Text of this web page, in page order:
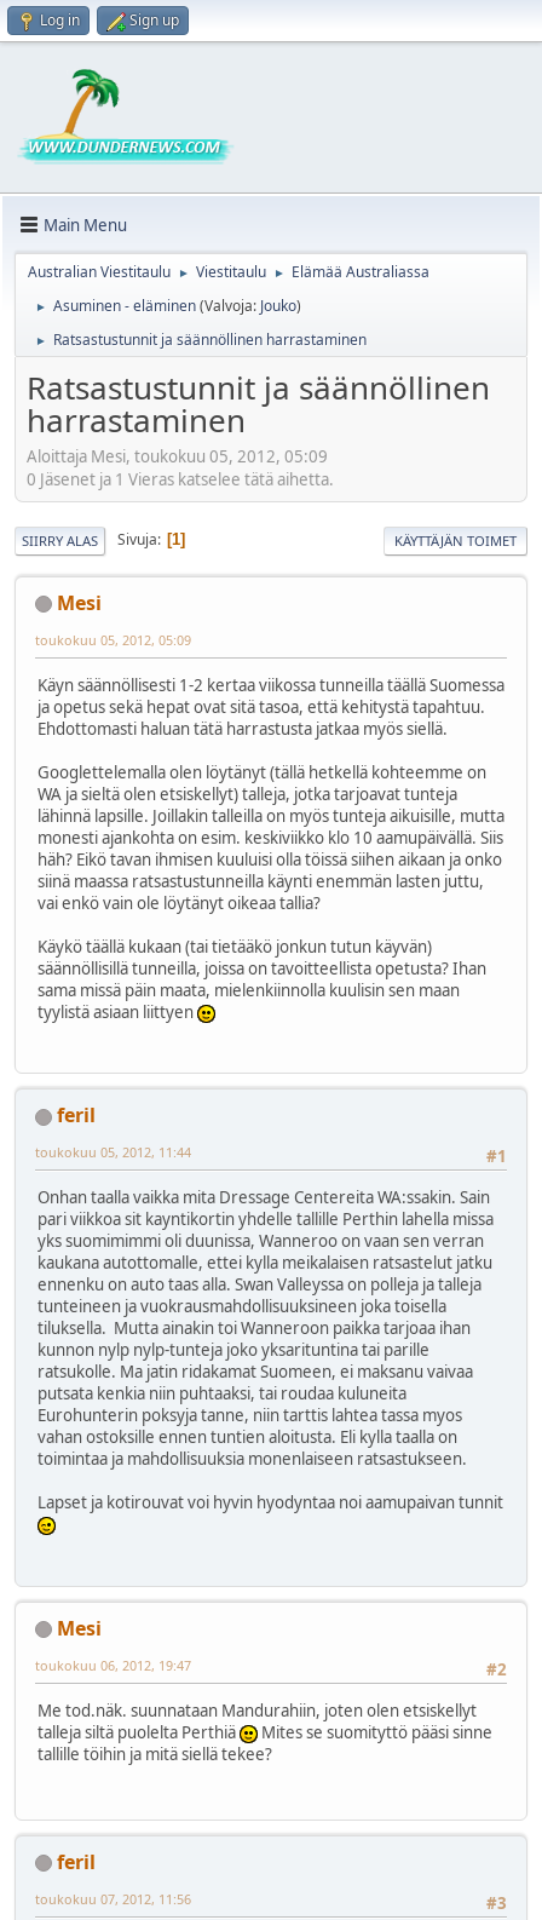
Log in Sign up
Main Menu
Australian Viestitaulu ► Viestitaulu ► Elämää Australiassa
► Asuminen - eläminen(Valvoja: Jouko)
► Ratsastustunnit ja säännöllinen harrastaminen
Ratsastustunnit ja säännöllinen
harrastaminen
Aloittaja Mesi, toukokuu 05, 2012, 05:09
0 Jäsenet ja 1 Vieras katselee tätä aihetta.
SIIRRY ALAS Sivuja 1 KÄYTTÄJÄN TOIMET
Mesi
toukokuu 05, 2012, 05:09
Käyn säännöllisesti 1-2 kertaa viikossa tunneilla täällä Suomessa
ja opetus sekä hepat ovat sitä tasoa, että kehitystä tapahtuu.
Ehdottomasti haluan tätä harrastusta jatkaa myös siellä.
Googlettelemalla olen löytänyt (tällä hetkellä kohteemme on
WA ja sieltä olen etsiskellyt) talleja, jotka tarjoavat tunteja
lähinnä lapsille. Joillakin talleilla on myös tunteja aikuisille, mutta
monesti ajankohta on esim. keskiviikko klo 10 aamupäivällä. Siis
häh? Eikö tavan ihmisen kuuluisi olla töissä siihen aikaan ja onko
siinä maassa ratsastustunneilla käynti enemmän lasten juttu,
vai enkö vain ole löytänyt oikeaa tallia?
Käykö täällä kukaan (tai tietääkö jonkun tutun käyvän)
säännöllisillä tunneilla, joissa on tavoitteellista opetusta? Ihan
sama missä päin maata, mielenkiinnolla kuulisin sen maan
tyylistä asiaan liittyen
feril
#1
toukokuu 05, 2012, 11:44
Onhan taalla vaikka mita Dressage Centereita WA:ssakin. Sain
pari viikkoa sit kayntikortin yhdelle tallille Perthin lahella missa
yks suomimimmi oli duunissa, Wanneroo on vaan sen verran
kaukana autottomalle, ettei kylla meikalaisen ratsastelut jatku
ennenku on auto taas alla. Swan Valleyssa on polleja ja talleja
tunteineen ja vuokrausmahdollisuuksineen joka toisella
tiluksella. Mutta ainakin toi Wanneroon paikka tarjoaa ihan
kunnon nylp nylp-tunteja joko yksarituntina tai parille
ratsukolle. Ma jatin ridakamat Suomeen, ei maksanu vaivaa
putsata kenkia niin puhtaaksi, tai roudaa kuluneita
Eurohunterin poksyja tanne, niin tarttis lahtea tassa myos
vahan ostoksille ennen tuntien aloitusta. Eli kylla taalla on
toimintaa ja mahdollisuuksia monenlaiseen ratsastukseen.
Lapset ja kotirouvat voi hyvin hyodyntaa noi aamupaivan tunnit
Mesi
#2
toukokuu 06, 2012, 19:47
Me tod.näk. suunnataan Mandurahiin, joten olen etsiskellyt
talleja siltä puolelta Perthiä
Mites se suomityttö pääsi sinne
tallille töihin ja mitä siellä tekee?
feril
#3
toukokuu 07, 2012, 11:56